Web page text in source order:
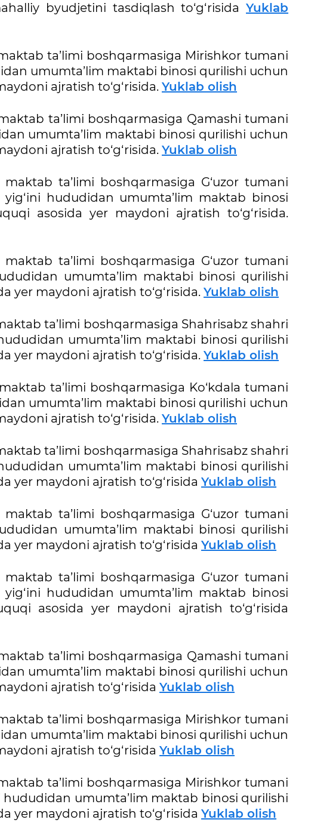
byudjetini tasdiqlash to‘g‘risida Yuklab
ta’limi boshqarmasiga Mirishkor tumani
umumta’lim maktabi binosi qurilishi uchun
ajratish to‘g‘risida. Yuklab olish
ta’limi boshqarmasiga Qamashi tumani
umumta’lim maktabi binosi qurilishi uchun
ajratish to‘g‘risida. Yuklab olish
ta’limi boshqarmasiga G‘uzor tumani
yig‘ini hududidan umumta’lim maktab binosi
asosida yer maydoni ajratish to‘g‘risida.
ta’limi boshqarmasiga G‘uzor tumani
umumta’lim maktabi binosi qurilishi
yer maydoni ajratish to‘g‘risida. Yuklab olish
ta’limi boshqarmasiga Shahrisabz shahri
umumta’lim maktabi binosi qurilishi
yer maydoni ajratish to‘g‘risida. Yuklab olish
ta’limi boshqarmasiga Ko‘kdala tumani
umumta’lim maktabi binosi qurilishi uchun
ajratish to‘g‘risida. Yuklab olish
ta’limi boshqarmasiga Shahrisabz shahri
umumta’lim maktabi binosi qurilishi
yer maydoni ajratish to‘g‘risida Yuklab olish
ta’limi boshqarmasiga G‘uzor tumani
umumta’lim maktabi binosi qurilishi
yer maydoni ajratish to‘g‘risida Yuklab olish
ta’limi boshqarmasiga G‘uzor tumani
yig‘ini hududidan umumta’lim maktab binosi
asosida yer maydoni ajratish to‘g‘risida
ta’limi boshqarmasiga Qamashi tumani
umumta’lim maktabi binosi qurilishi uchun
ajratish to‘g‘risida Yuklab olish
ta’limi boshqarmasiga Mirishkor tumani
umumta’lim maktabi binosi qurilishi uchun
ajratish to‘g‘risida Yuklab olish
ta’limi boshqarmasiga Mirishkor tumani
hududidan umumta’lim maktab binosi qurilishi
yer maydoni ajratish to‘g‘risida Yuklab olish